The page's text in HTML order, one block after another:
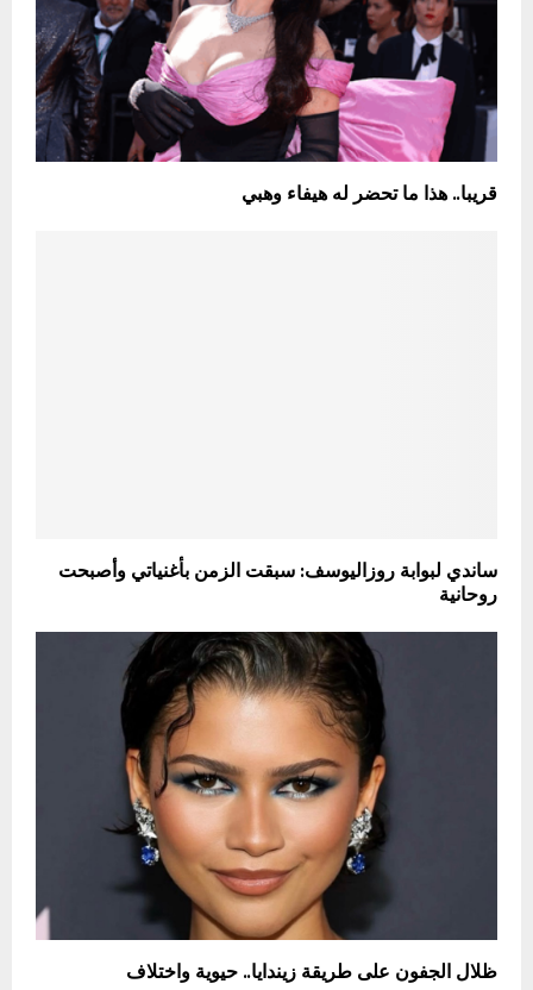
قريبا.. هذا ما تحضر له هيفاء وهبي
ساندي لبوابة روزاليوسف: سبقت الزمن بأغنياتي وأصبحت
روحانية
ظلال الجفون على طريقة زيندايا.. حيوية واختلاف